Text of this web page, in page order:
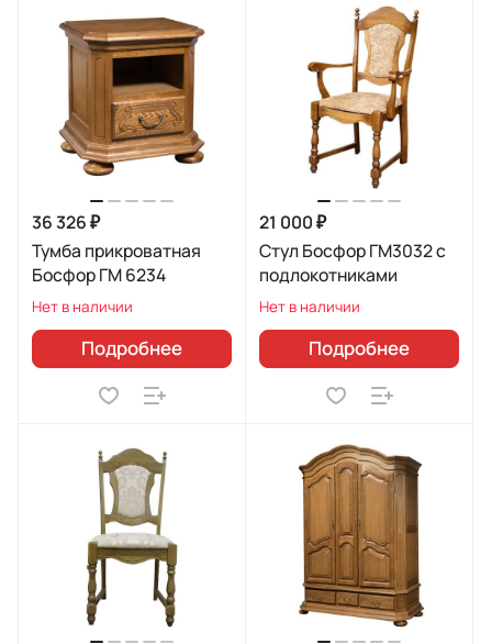
36 326 ₽
Тумба прикроватная
Босфор ГМ 6234
Нет в наличии
Подробнее
21 000 ₽
Стул Босфор ГМ3032 с
подлокотниками
Нет в наличии
Подробнее